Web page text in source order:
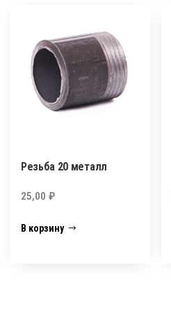
Резьба 20 металл
25,00 ₽
В корзину